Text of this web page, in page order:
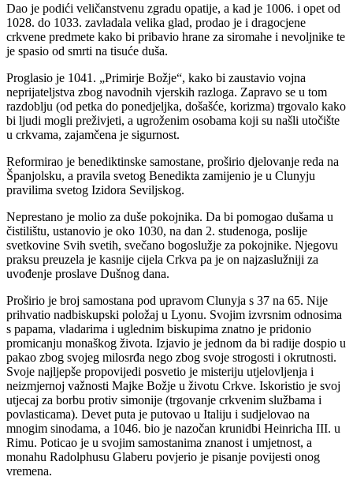
Dao je podići veličanstvenu zgradu opatije, a kad je 1006. i opet od
1028. do 1033. zavladala velika glad, prodao je i dragocjene
crkvene predmete kako bi pribavio hrane za siromahe i nevoljnike te
je spasio od smrti na tisuće duša.
Proglasio je 1041. „Primirje Božje“, kako bi zaustavio vojna
neprijateljstva zbog navodnih vjerskih razloga. Zapravo se u tom
razdoblju (od petka do ponedjeljka, došašće, korizma) trgovalo kako
bi ljudi mogli preživjeti, a ugroženim osobama koji su našli utočište
u crkvama, zajamčena je sigurnost.
Reformirao je benediktinske samostane, proširio djelovanje reda na
Španjolsku, a pravila svetog Benedikta zamijenio je u Clunyju
pravilima svetog Izidora Seviljskog.
Neprestano je molio za duše pokojnika. Da bi pomogao dušama u
čistilištu, ustanovio je oko 1030, na dan 2. studenoga, poslije
svetkovine Svih svetih, svečano bogoslužje za pokojnike. Njegovu
praksu preuzela je kasnije cijela Crkva pa je on najzaslužniji za
uvođenje proslave Dušnog dana.
Proširio je broj samostana pod upravom Clunyja s 37 na 65. Nije
prihvatio nadbiskupski položaj u Lyonu. Svojim izvrsnim odnosima
s papama, vladarima i uglednim biskupima znatno je pridonio
promicanju monaškog života. Izjavio je jednom da bi radije dospio u
pakao zbog svojeg milosrđa nego zbog svoje strogosti i okrutnosti.
Svoje najljepše propovijedi posvetio je misteriju utjelovljenja i
neizmjernoj važnosti Majke Božje u životu Crkve. Iskoristio je svoj
utjecaj za borbu protiv simonije (trgovanje crkvenim službama i
povlasticama). Devet puta je putovao u Italiju i sudjelovao na
mnogim sinodama, a 1046. bio je nazočan krunidbi Heinricha III. u
Rimu. Poticao je u svojim samostanima znanost i umjetnost, a
monahu Radolphusu Glaberu povjerio je pisanje povijesti onog
vremena.